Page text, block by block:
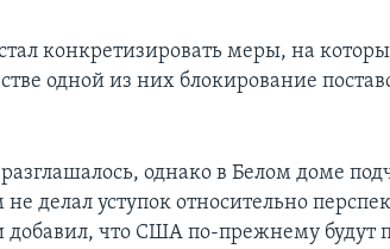
конкретизировать меры, на
одной из них блокирование
однако в Белом доме
делал уступок относительно
что США по-прежнему будут